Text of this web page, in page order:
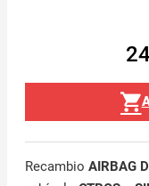
Recambio AIRBAG